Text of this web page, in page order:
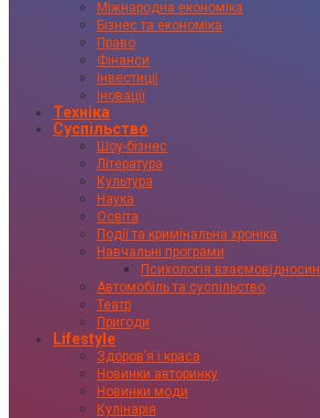
Міжнародна економіка
Бізнес та економіка
Право
Фінанси
Інвестиції
Іновації
Техніка
Суспільство
Шоу-бізнес
Література
Культура
Наука
Освіта
Події та кримінальна хроніка
Навчальні програми
Психологія взаємовідносин
Автомобіль та суспільство
Театр
Пригоди
Lifestyle
Здоровʼя і краса
Новинки авторинку
Новинки моди
Кулінарія